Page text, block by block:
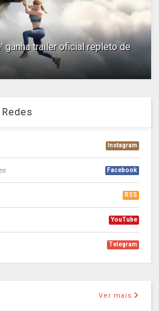
ganha trailer oficial repleto de
Instagram
Facebook
RSS
YouTube
Telegram
Ver mais